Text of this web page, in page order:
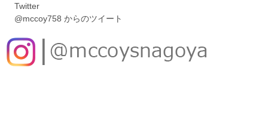
Twitter
@mccoy758 からのツイート